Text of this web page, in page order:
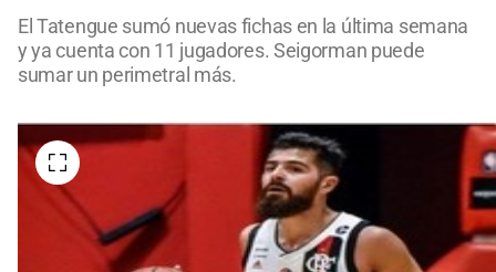
El Tatengue sumó nuevas fichas en la última semana
y ya cuenta con 11 jugadores. Seigorman puede
sumar un perimetral más.